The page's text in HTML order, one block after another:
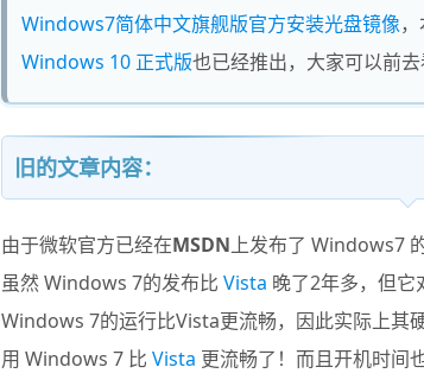
Windows7简体中文旗舰版官方安装光盘镜像
Windows 10 正式版也已经推出，大家可以前
旧的文章内容：
由于微软官方已经在MSDN上发布了 Windows7
虽然 Windows 7的发布比 Vista 晚了2年多，但它
Windows 7的运行比Vista更流畅，因此实际上其
用 Windows 7 比 Vista 更流畅了！而且开机时间